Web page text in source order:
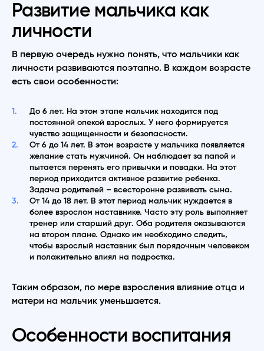
Развитие мальчика как
личности
В первую очередь нужно понять, что мальчики как
личности развиваются поэтапно. В каждом возрасте
есть свои особенности:
До 6 лет. На этом этапе мальчик находится под
постоянной опекой взрослых. У него формируется
чувство защищенности и безопасности.
От 6 до 14 лет. В этом возрасте у мальчика появляется
желание стать мужчиной. Он наблюдает за папой и
пытается перенять его привычки и повадки. На этот
период приходится активное развитие ребенка.
Задача родителей – всесторонне развивать сына.
От 14 до 18 лет. В этот период мальчик нуждается в
более взрослом наставнике. Часто эту роль выполняет
тренер или старший друг. Оба родителя оказываются
на втором плане. Однако им необходимо следить,
чтобы взрослый наставник был порядочным человеком
и положительно влиял на подростка.
Таким образом, по мере взросления влияние отца и
матери на мальчик уменьшается.
Особенности воспитания